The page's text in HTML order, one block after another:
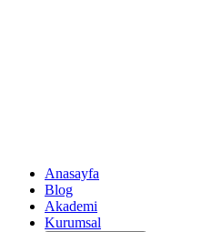
Anasayfa
Blog
Akademi
Kurumsal